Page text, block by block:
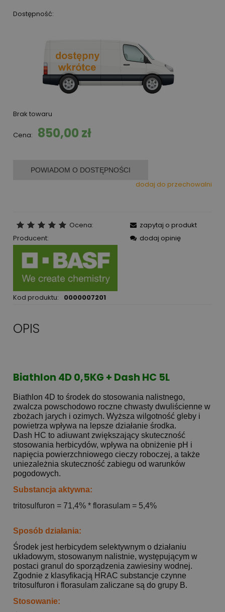
Dostępność:
Brak towaru
Cena: 850,00 zł
POWIADOM O DOSTĘPNOŚCI
dodaj do przechowalni
Ocena:
Producent:
Kod produktu: 0000007201
zapytaj o produkt
dodaj opinię
OPIS
Biathlon 4D 0,5KG + Dash HC 5L
Biathlon 4D to środek do stosowania nalistnego,
zwalcza powschodowo roczne chwasty dwuliścienne w
zbożach jarych i ozimych. Wyższa wilgotność gleby i
powietrza wpływa na lepsze działanie środka.
Dash HC to adiuwant zwiększający skuteczność
stosowania herbicydów, wpływa na obniżenie pH i
napięcia powierzchniowego cieczy roboczej, a także
uniezależnia skuteczność zabiegu od warunków
pogodowych.
Substancja aktywna:
tritosulfuron = 71,4% * florasulam = 5,4%
Sposób działania:
Środek jest herbicydem selektywnym o działaniu
układowym, stosowanym nalistnie, występującym w
postaci granul do sporządzenia zawiesiny wodnej.
Zgodnie z klasyfikacją HRAC substancje czynne
tritosulfuron i florasulam zaliczane są do grupy B.
Stosowanie: